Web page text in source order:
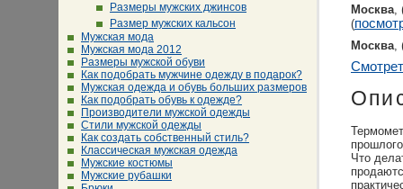
Размеры мужских джинсов
Размер мужских кальсон
Мужская мода
Мужская мода 2012
Размеры мужской обуви
Как подобрать мужчине одежду в подарок?
Мужская одежда и обувь больших размеров
Как подобрать обувь к одежде?
Производители мужской одежды
Стили мужской одежды
Как создать собственный стиль?
Классическая мужская одежда
Мужские костюмы
Мужские рубашки
Москва,
(
Москва,
Что